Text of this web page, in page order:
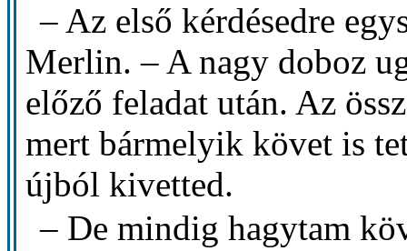
– Az első kérdésedre
Merlin. – A nagy doboz
előző feladat után. Az
mert bármelyik követ is
újból kivetted.
– De mindig hagytam